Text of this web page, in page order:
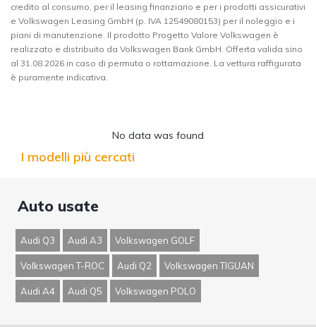
credito al consumo, per il leasing finanziario e per i prodotti assicurativi
e Volkswagen Leasing GmbH (p. IVA 12549080153) per il noleggio e i
piani di manutenzione. Il prodotto Progetto Valore Volkswagen è
realizzato e distribuito da Volkswagen Bank GmbH. Offerta valida sino
al 31.08.2026 in caso di permuta o rottamazione. La vettura raffigurata
è puramente indicativa.
No data was found
I modelli più cercati
Auto usate
Audi Q3 Audi A3 Volkswagen GOLF
Volkswagen T-ROC Audi Q2 Volkswagen TIGUAN
Audi A4 Audi Q5 Volkswagen POLO